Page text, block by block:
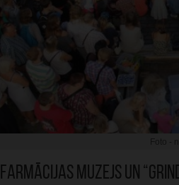
Farmācijas muzejs un